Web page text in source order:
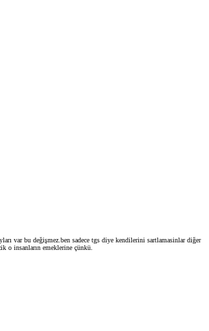
var bu değişmez.ben sadece tgs diye kendilerini sartlamasinlar diğer
o insanların emeklerine çünkü.